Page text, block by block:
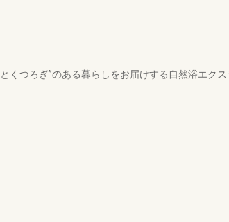
くつろぎ”のある暮らしをお届けする自然浴エクス